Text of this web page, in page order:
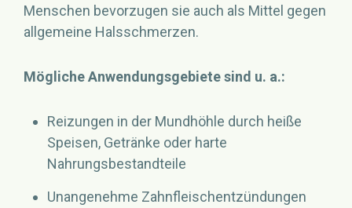
Menschen bevorzugen sie auch als Mittel gegen
allgemeine Halsschmerzen.
Mögliche Anwendungsgebiete sind u. a.:
Reizungen in der Mundhöhle durch heiße
Speisen, Getränke oder harte
Nahrungsbestandteile
Unangenehme Zahnfleischentzündungen